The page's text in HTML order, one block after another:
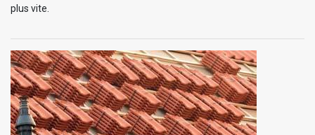
plus vite.